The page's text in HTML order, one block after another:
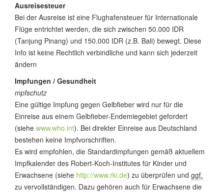
Ausreisesteuer
Bei der Ausreise ist eine Flughafensteuer für Internationale
Flüge entrichtet werden, die sich zwischen 50.000 IDR
(Tanjung Pinang) und 150.000 IDR (z.B. Bali) bewegt. Diese
Info ist keine Rechtlich verbindliche und kann sich jederzeit
ändern
Impfungen / Gesundheit
mpfschutz
Eine gültige Impfung gegen Gelbfieber wird nur für die
Einreise aus einem Gelbfieber-Endemiegebiet gefordert
(siehe www.who.int). Bei direkter Einreise aus Deutschland
bestehen keine Impfvorschriften.
Es wird empfohlen, die Standardimpfungen gemäß aktuellem
Impfkalender des Robert-Koch-Institutes für Kinder und
Erwachsene (siehe http://www.rki.de) zu überprüfen und ggf.
zu vervollständigen. Dazu gehören auch für Erwachsene die